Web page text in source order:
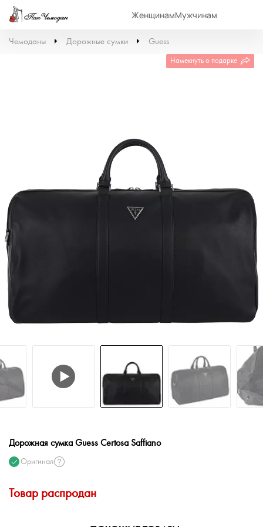
ЖенщинамМужчинам
Чемоданы Дорожные сумки Guess
Намекнуть о подарке
Дорожная сумка Guess Certosa Saffiano
Оригинал
Товар распродан